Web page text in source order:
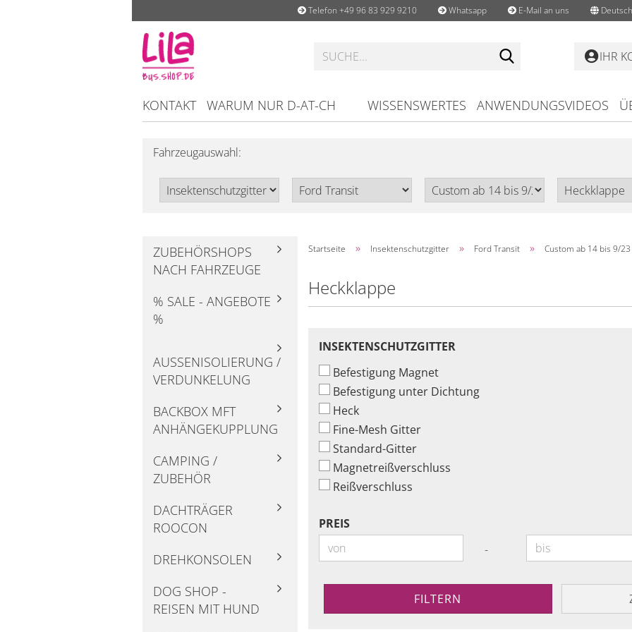
Telefon +49 96 83 929 9210 Whatsapp E-Mail an uns
IHR
KONTAKT WARUM NUR D-AT-CH WISSENSWERTES ANWENDUNGSVIDEOS
Fahrzeugauswahl:
Startseite » Insektenschutzgitter » Ford Transit » Custom ab 14 bis 9/23
Heckklappe
INSEKTENSCHUTZGITTER
INSEKTENSCHUTZGITTER
Befestigung Magnet
Befestigung unter Dichtung
Heck
Fine-Mesh Gitter
Standard-Gitter
Magnetreißverschluss
Reißverschluss
PREIS
PREIS
Preis bis
-
FILTERN
ZUBEHÖRSHOPS
NACH FAHRZEUGE
% SALE - ANGEBOTE
%
AUSSENISOLIERUNG / V
ERDUNKELUNG
BACKBOX MFT
ANHÄNGEKUPPLUNG
CAMPING /
ZUBEHÖR
DACHTRÄGER
ROOCON
DREHKONSOLEN
DOG SHOP -
REISEN MIT HUND